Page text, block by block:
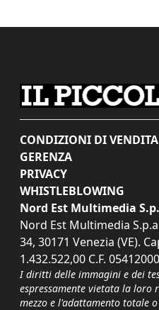
CONDIZIONI DI VENDITA
GERENZA
PRIVACY
WHISTLEBLOWING
Nord Est Multimedia
Nord Est Multimedia
34, 30171 Venezia (VE).
1.432.522,00 C.F.
I diritti delle immagini e dei
espressamente vietata la loro
mezzo e l'adattamento totale